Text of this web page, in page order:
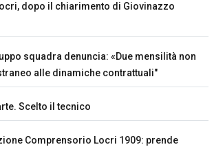
dopo il chiarimento di Giovinazzo
squadra denuncia: «Due mensilità non
alle dinamiche contrattuali"
Scelto il tecnico
Comprensorio Locri 1909: prende